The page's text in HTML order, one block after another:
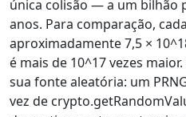
única colisão — a um bilhão
anos. Para comparação,
aproximadamente 7,5 ×
é mais de 10^17 vezes
sua fonte aleatória: um
vez de